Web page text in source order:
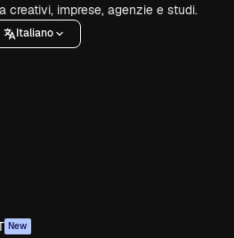
creativi, imprese, agenzie e studi.
Italiano
New